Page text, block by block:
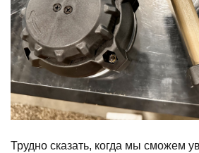
Трудно сказать, когда мы сможем